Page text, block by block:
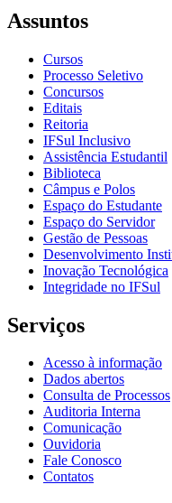
Assuntos
Cursos
Processo Seletivo
Concursos
Editais
Reitoria
IFSul Inclusivo
Assistência Estudantil
Biblioteca
Câmpus e Polos
Espaço do Estudante
Espaço do Servidor
Gestão de Pessoas
Desenvolvimento
Inovação Tecnológica
Integridade no IFSul
Serviços
Acesso à informação
Dados abertos
Consulta de Processos
Auditoria Interna
Comunicação
Ouvidoria
Fale Conosco
Contatos